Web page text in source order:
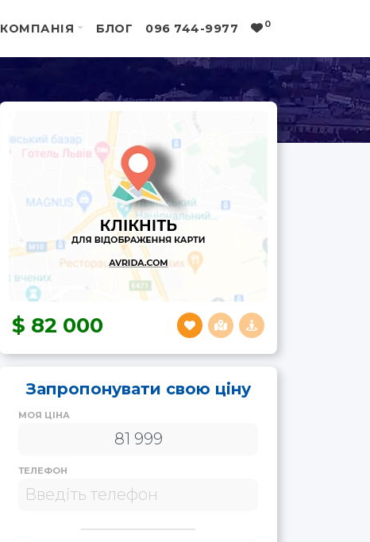
КОМПАНІЯ БЛОГ 096 744-9977 0
82 000
Запропонувати свою ціну
МОЯ ЦІНА
ТЕЛЕФОН